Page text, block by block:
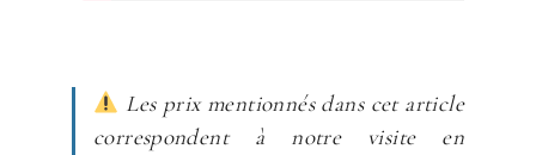
Les prix mentionnés dans cet article
correspondent à notre visite en